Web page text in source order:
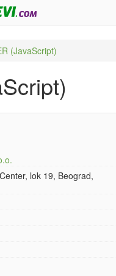
(JavaScript)
lok 19, Beograd,